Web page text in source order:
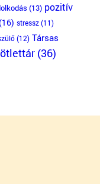
(13) pozitív
(16) stressz(11)
(12) Társas
ötlettár(36)